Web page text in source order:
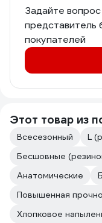
Задайте
представитель
покупателей
Этот товар из
Всесезонный
L
Бесшовные
Анатомические
Повышенная
Хлопковое